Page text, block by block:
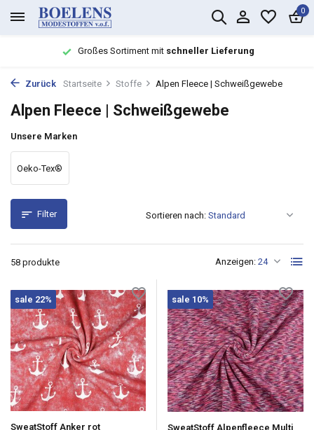
0
Großes Sortiment mit schneller Lieferung
Zurück Startseite Stoffe Alpen Fleece | Schweißgewebe
Alpen Fleece | Schweißgewebe
Unsere Marken
Oeko-Tex®
Filter
58 produkte Anzeigen:
Sortieren nach:
sale 22%
SweatStoff Anker rot
sale 10%
SweatStoff Alpenfleece Multi